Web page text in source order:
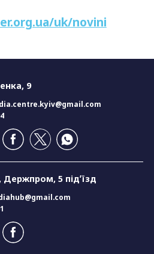
uk/novini
9
Держпром, 5 підʼїзд